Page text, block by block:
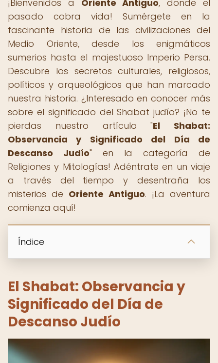
¡Bienvenidos a Oriente Antiguo, donde el
pasado cobra vida! Sumérgete en la
fascinante historia de las civilizaciones del
Medio Oriente, desde los enigmáticos
sumerios hasta el majestuoso Imperio Persa.
Descubre los secretos culturales, religiosos,
políticos y arqueológicos que han marcado
nuestra historia. ¿Interesado en conocer más
sobre el significado del Shabat judío? ¡No te
pierdas nuestro artículo "El Shabat:
Observancia y Significado del Día de
Descanso Judío" en la categoría de
Religiones y Mitologías! Adéntrate en un viaje
a través del tiempo y desentraña los
misterios de Oriente Antiguo. ¡La aventura
comienza aquí!
Índice
El Shabat: Observancia y
Significado del Día de
Descanso Judío